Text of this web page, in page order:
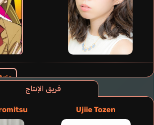
فريق الإنتاج
Ujiie Tozen
Satou Satomi